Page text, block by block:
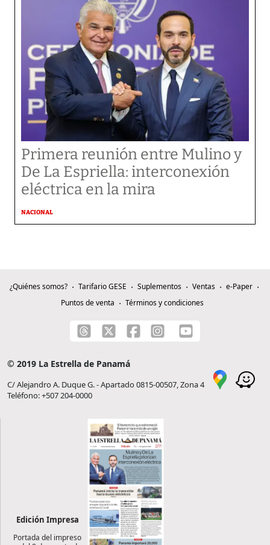
Primera reunión entre Mulino y
De La Espriella: interconexión
eléctrica en la mira
NACIONAL
¿Quiénes somos? Tarifario GESE Suplementos Ventas
e-Paper
Puntos de venta
Términos y condiciones
© 2019 La Estrella de Panamá
C/ Alejandro A. Duque G. - Apartado 0815-00507, Zona 4
Teléfono: +507 204-0000
Edición Impresa
Portada del impreso